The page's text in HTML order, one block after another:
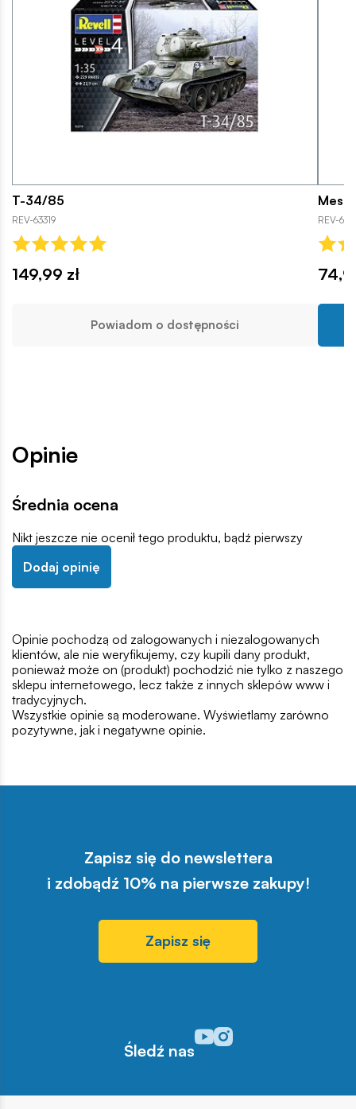
T-34/85
REV-63319
149,99 zł
Powiadom o dostępności
REV-
Opinie
Średnia ocena
Nikt jeszcze nie ocenił tego produktu, bądź pierwszy
Dodaj opinię
Opinie pochodzą od zalogowanych i niezalogowanych
klientów, ale nie weryfikujemy, czy kupili dany produkt,
ponieważ może on (produkt) pochodzić nie tylko z naszego
sklepu internetowego, lecz także z innych sklepów www i
tradycyjnych.
Wszystkie opinie są moderowane. Wyświetlamy zarówno
pozytywne, jak i negatywne opinie.
Zapisz się do newslettera
i zdobądź 10% na pierwsze zakupy!
Zapisz się
Śledź nas
Odwiedź nasz profil w
Odwiedź nasz profil w